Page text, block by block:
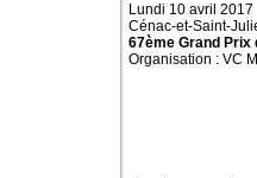
Lundi 10 avril 2017
Cénac-et-Saint-
67ème Grand Prix
Organisation : VC